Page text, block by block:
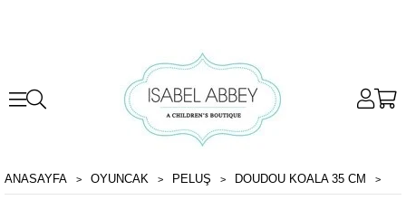
ANASAYFA OYUNCAK PELUŞ DOUDOU KOALA 35 CM